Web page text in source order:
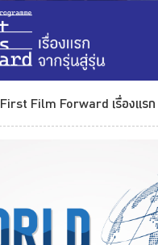
First Film Forward เรื่องแร